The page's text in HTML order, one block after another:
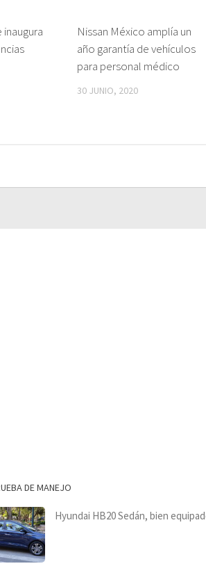
Nissan México amplía un
año garantía de vehículos
para personal médico
30 JUNIO, 2020
DE MANEJO
Hyundai HB20 Sedán, bien